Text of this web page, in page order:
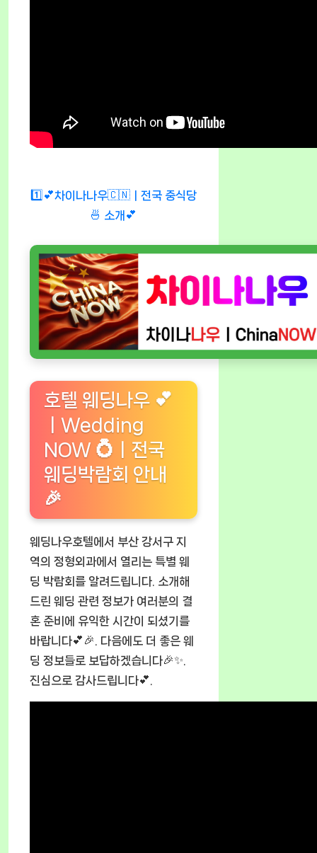
1️⃣💕차이나나우🇨🇳ㅣ전국 중식당
🍜 소개💕
호텔 웨딩나우 💕
ㅣWedding
NOW 💍ㅣ전국
웨딩박람회 안내
🎉
웨딩나우호텔에서 부산 강서구 지
역의 정형외과에서 열리는 특별 웨
딩 박람회를 알려드립니다. 소개해
드린 웨딩 관련 정보가 여러분의 결
혼 준비에 유익한 시간이 되셨기를
바랍니다💕🎉. 다음에도 더 좋은 웨
딩 정보들로 보답하겠습니다🎉✨.
진심으로 감사드립니다💕.